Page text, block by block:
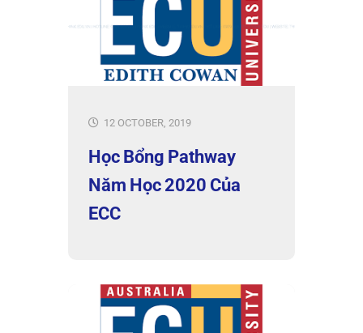
12 OCTOBER, 2019
Học Bổng Pathway
Năm Học 2020 Của
ECC